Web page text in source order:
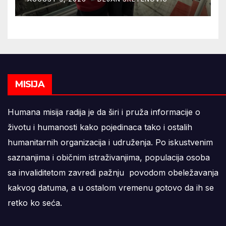
MISIJA
Humana misija radija je da širi i pruža informacije o
životu i humanosti kako pojedinaca tako i ostalih
humanitarnih organizacija i udruženja. Po iskustvenim
saznanjima i običnim istraživanjima, populacija osoba
sa invaliditetom zavredi pažnju povodom obeležavanja
kakvog datuma, a u ostalom vremenu gotovo da ih se
retko ko seća.